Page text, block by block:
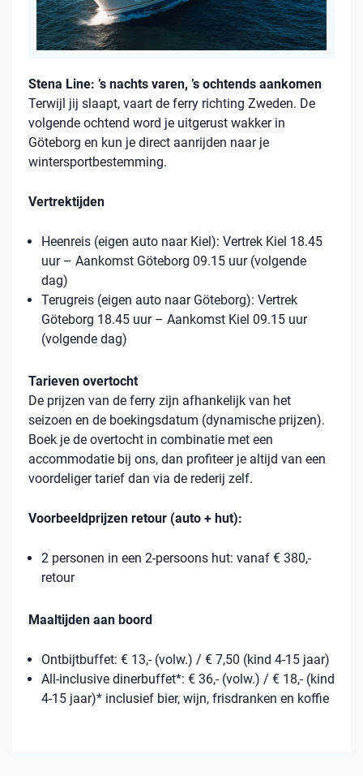
Stena Line: ’s nachts varen, ’s ochtends aankomen
Terwijl jij slaapt, vaart de ferry richting Zweden. De
volgende ochtend word je uitgerust wakker in
Göteborg en kun je direct aanrijden naar je
wintersportbestemming.
Vertrektijden
Heenreis (eigen auto naar Kiel): Vertrek Kiel 18.45
uur – Aankomst Göteborg 09.15 uur (volgende
dag)
Terugreis (eigen auto naar Göteborg): Vertrek
Göteborg 18.45 uur – Aankomst Kiel 09.15 uur
(volgende dag)
Tarieven overtocht
De prijzen van de ferry zijn afhankelijk van het
seizoen en de boekingsdatum (dynamische prijzen).
Boek je de overtocht in combinatie met een
accommodatie bij ons, dan profiteer je altijd van een
voordeliger tarief dan via de rederij zelf.
Voorbeeldprijzen retour (auto + hut):
2 personen in een 2-persoons hut: vanaf € 380,-
retour
Maaltijden aan boord
Ontbijtbuffet: € 13,- (volw.) / € 7,50 (kind 4-15 jaar)
All-inclusive dinerbuffet*: € 36,- (volw.) / € 18,- (kind
4-15 jaar)* inclusief bier, wijn, frisdranken en koffie